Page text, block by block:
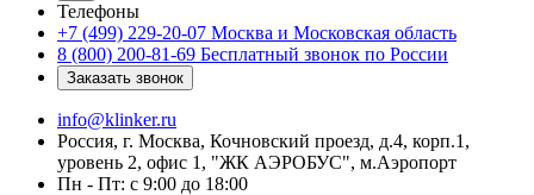
Телефоны
+7 (499) 229-20-07 Москва и Московская область
8 (800) 200-81-69 Бесплатный звонок по России
Заказать звонок
info@klinker.ru
Россия, г. Москва, Кочновский проезд, д.4, корп.1,
уровень 2, офис 1, "ЖК АЭРОБУС", м.Аэропорт
Пн - Пт: с 9:00 до 18:00